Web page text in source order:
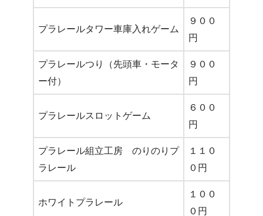
プラレールタワー車庫入れゲーム
９００
円
プラレールつり（先頭車・モータ
ー付）
９００
円
プラレールスロットゲーム
６００
円
プラレール組立工房 のりのりプ
ラレール
１１０
０円
ホワイトプラレール
１００
０円